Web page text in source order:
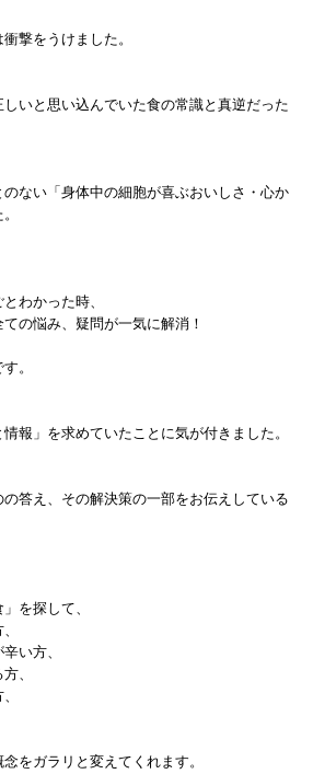
撃をうけました。
いと思い込んでいた食の常識と真逆だった
ない「身体中の細胞が喜ぶおいしさ・心か
わかった時、
の悩み、疑問が一気に解消！
。
報」を求めていたことに気が付きました。
答え、その解決策の一部をお伝えしている
を探して、
い方、
、
をガラリと変えてくれます。